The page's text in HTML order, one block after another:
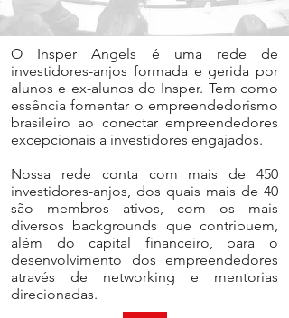
O Insper Angels é uma rede de
investidores-anjos formada e gerida por
alunos e ex-alunos do Insper. Tem como
essência fomentar o empreendedorismo
brasileiro ao conectar empreendedores
excepcionais a investidores engajados.
Nossa rede conta com mais de 450
investidores-anjos, dos quais mais de 40
são membros ativos, com os mais
diversos backgrounds que contribuem,
além do capital financeiro, para o
desenvolvimento dos empreendedores
através de networking e mentorias
direcionadas.